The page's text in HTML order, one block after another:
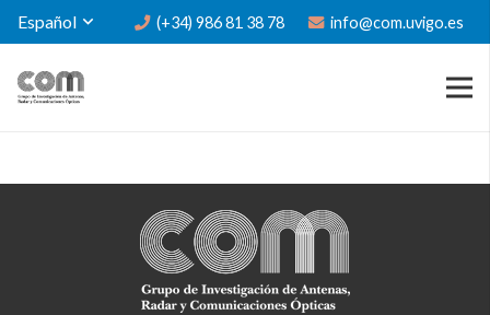
Español (+34) 986 81 38 78 info@com.uvigo.es